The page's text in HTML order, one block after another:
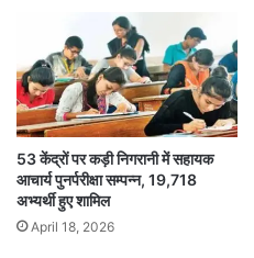
53 केंद्रों पर कड़ी निगरानी में सहायक
आचार्य पुनर्परीक्षा सम्पन्न, 19,718
अभ्यर्थी हुए शामिल
April 18, 2026